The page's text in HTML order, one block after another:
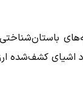
باستان‌شناختی
اشیای کشف‌شده